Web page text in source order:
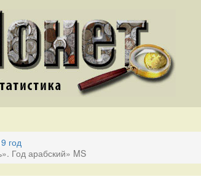
год
Год арабский» MS